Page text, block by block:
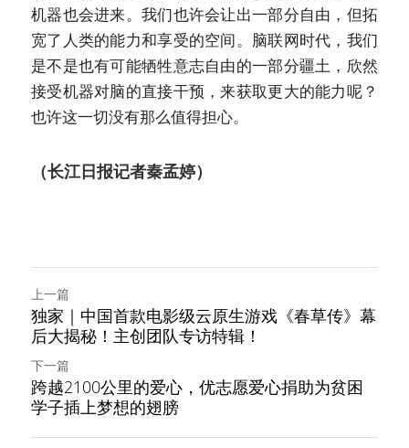
机器也会进来。我们也许会让出一部分自由，但拓
宽了人类的能力和享受的空间。脑联网时代，我们
是不是也有可能牺牲意志自由的一部分疆土，欣然
接受机器对脑的直接干预，来获取更大的能力呢？
也许这一切没有那么值得担心。
（长江日报记者秦孟婷）
上一篇
独家｜中国首款电影级云原生游戏《春草传》幕
后大揭秘！主创团队专访特辑！
下一篇
跨越2100公里的爱心，优志愿爱心捐助为贫困
学子插上梦想的翅膀